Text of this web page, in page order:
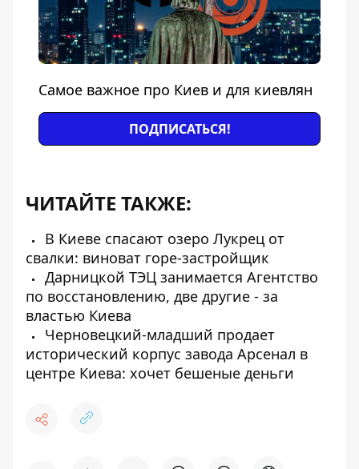
Самое важное про Киев и для киевлян
ПОДПИСАТЬСЯ!
ЧИТАЙТЕ ТАКЖЕ:
В Киеве спасают озеро Лукрец от
свалки: виноват горе-застройщик
Дарницкой ТЭЦ занимается Агентство
по восстановлению, две другие - за
властью Киева
Черновецкий-младший продает
исторический корпус завода Арсенал в
центре Киева: хочет бешеные деньги